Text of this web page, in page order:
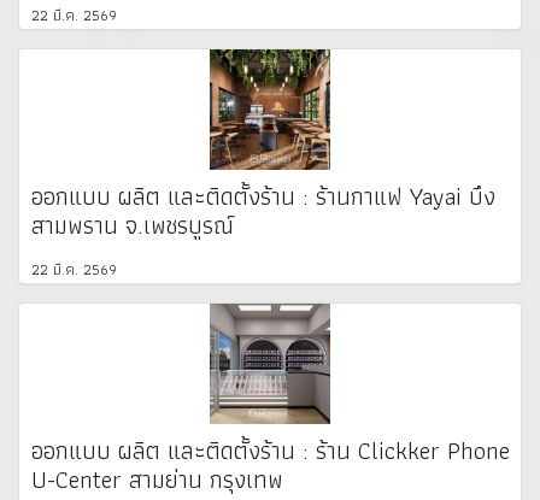
22 มี.ค. 2569
ออกแบบ ผลิต และติดตั้งร้าน : ร้านกาแฟ Yayai บึง
สามพราน จ.เพชรบูรณ์
22 มี.ค. 2569
ออกแบบ ผลิต และติดตั้งร้าน : ร้าน Clickker Phone
U-Center สามย่าน กรุงเทพ